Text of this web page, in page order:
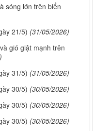
sóng lớn trên biển
21/5) (31/05/2026)
gió giật mạnh trên
31/5) (31/05/2026)
30/5) (30/05/2026)
30/5) (30/05/2026)
30/5) (30/05/2026)